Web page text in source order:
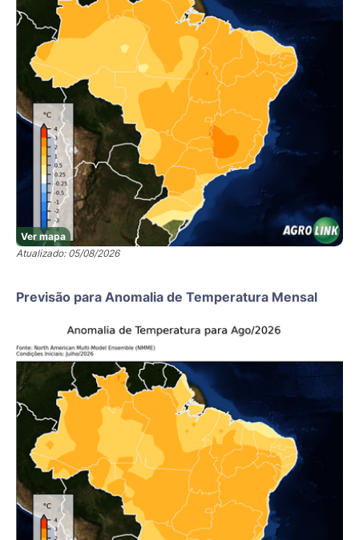
Ver mapa
Atualizado: 05/08/2026
Previsão para Anomalia de Temperatura Mensal